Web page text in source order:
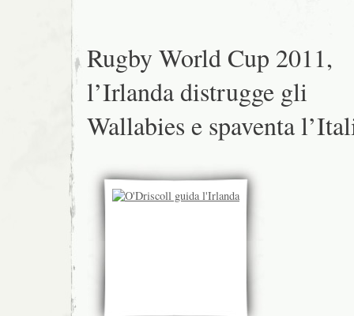
Rugby World Cup 2011,
l’Irlanda distrugge gli
Wallabies e spaventa